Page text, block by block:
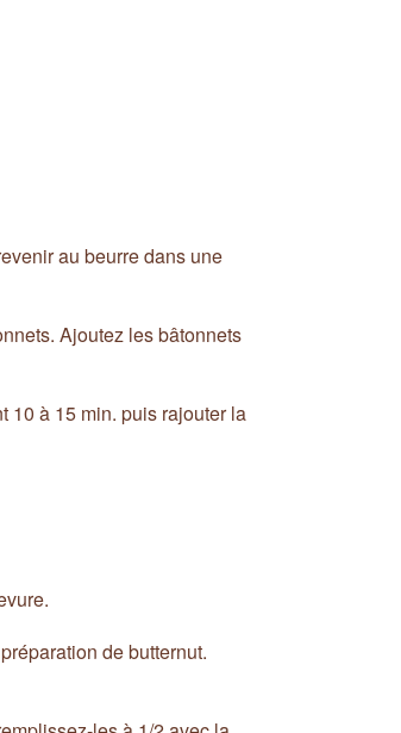
au beurre dans une
Ajoutez les bâtonnets
10 à 15 min. puis rajouter la
de butternut.